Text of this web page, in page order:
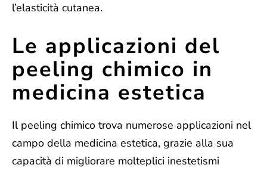
l’elasticità cutanea.
Le applicazioni del
peeling chimico in
medicina estetica
Il peeling chimico trova numerose applicazioni nel
campo della medicina estetica, grazie alla sua
capacità di migliorare molteplici inestetismi